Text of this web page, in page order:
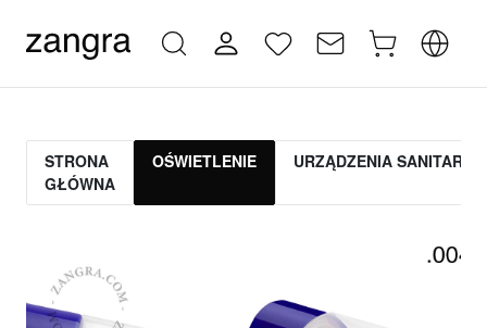
STRONA
GŁÓWNA
OŚWIETLENIE URZĄDZENIA SANITARNE